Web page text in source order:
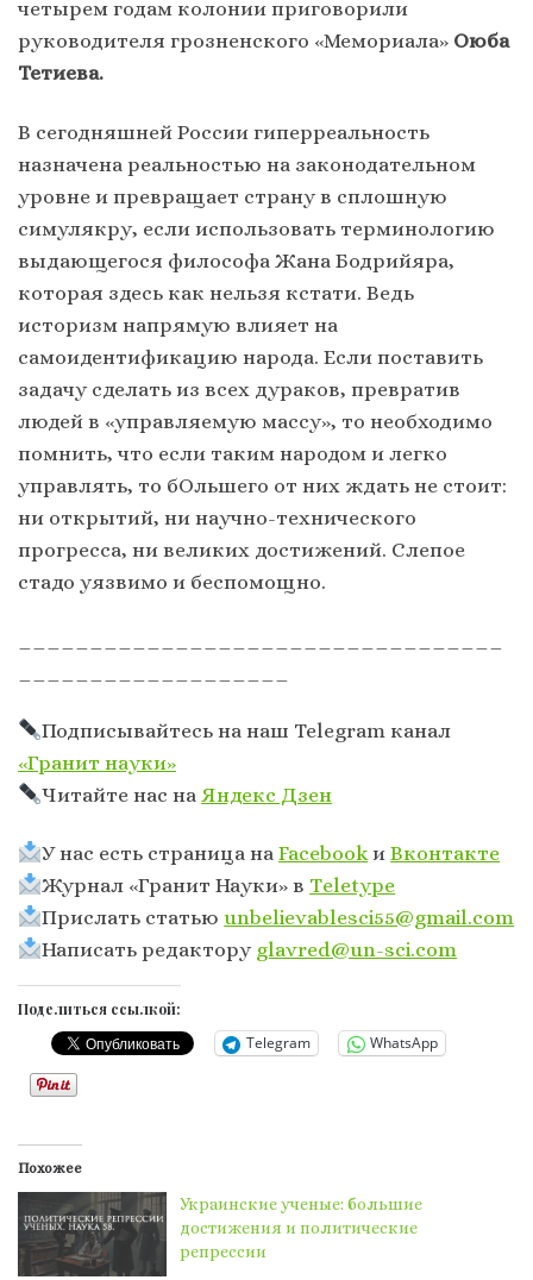
четырем годам колонии приговорили
руководителя грозненского «Мемориала» Оюба
Тетиева.
В сегодняшней России гиперреальность
назначена реальностью на законодательном
уровне и превращает страну в сплошную
симулякру, если использовать терминологию
выдающегося философа Жана Бодрийяра,
которая здесь как нельзя кстати. Ведь
историзм напрямую влияет на
самоидентификацию народа. Если поставить
задачу сделать из всех дураков, превратив
людей в «управляемую массу», то необходимо
помнить, что если таким народом и легко
управлять, то бОльшего от них ждать не стоит:
ни открытий, ни научно-технического
прогресса, ни великих достижений. Слепое
стадо уязвимо и беспомощно.
Подписывайтесь на наш Telegram канал
«Гранит науки»
Читайте нас наЯндекс Дзен
У нас есть страница наFacebook иВконтакте
Журнал «Гранит Науки» в Тeletype
Прислать статьюunbelievablesci55@gmail.com
Написать редактору glavred@un-sci.com
Поделиться ссылкой:
Telegram WhatsApp
Похожее
Украинские ученые: большие
достижения и политические
репрессии